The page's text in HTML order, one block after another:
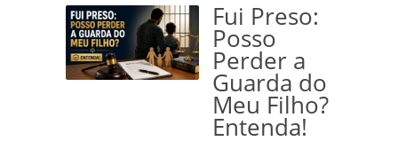
Fui Preso:
Posso
Perder a
Guarda do
Meu Filho?
Entenda!